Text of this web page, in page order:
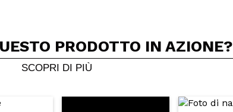
video o una foto
il primo. Immaginalo...
5/5
PRODOTTO IN AZIONE?
SCOPRI DI PIÙ